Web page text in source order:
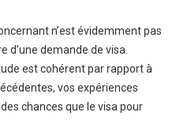
n’est évidemment pas
d’une demande de visa.
est cohérent par rapport à
vos expériences
chances que le visa pour